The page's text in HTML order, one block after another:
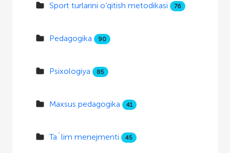
Sport turlarini o‘qitish metodikasi 76
Pedagogika 90
Psixologiya 85
Maxsus pedagogika 41
Ta`lim menejmenti 45